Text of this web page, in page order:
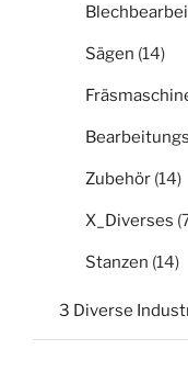
Sägen (14)
Zubehör (14)
X_Diverses
Stanzen (14)
3 Diverse